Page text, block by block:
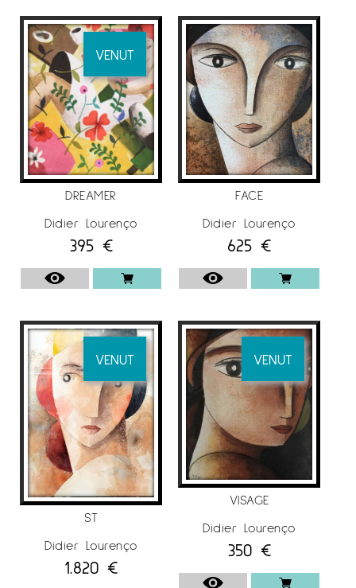
El 1988 realitzà la seva primera exposició
individual i edita la primera col·lecció de
litografies. Didier Lourenço compartia el seu
temps pintant sobre tela i paper en una zona
del taller del seu pare. Realitzà i imprimí les
seves pròpies i també per a altres artistes.
Aquest lloc serà un estudi obert a la mirada
de molts artistes i un intercanvi de
coneixements que seran molt importants per a
la seva educació en el món de la pintura.
El 1991 guanyà un prestigiós premi de pintura
per a joves pintors. Aquest és el moment en
què la seva obra comença a ser molt
coneguda a través de diferents exposicions
país. En 1995, Didier Lourenço ja s’instal·là en el
seu propi estudi i és el moment en el qual es
dedica plenament a la pintura, sense deixar
de banda la litografia.
L’any 2000 un prestigiós editor i distribuïdor
mundial d’obra gràfica s’interessà per la seva
obra.
A partir de llavors els seus treballs es poden
veure per tot el món. Aquesta difusió permetè
que moltes galeries de tots els països
s’interessin també per la seva obra original.
Així exposà el seu treball a ciutats com: Nova
VENUT
DREAMER
Didier Lourenço
395 €
VENUT
ST
Didier Lourenço
1.820 €
FACE
Didier Lourenço
625 €
VENUT
VISAGE
Didier Lourenço
350 €